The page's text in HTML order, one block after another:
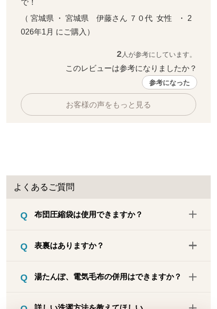
で！
（ 宮城県 ・ 宮城県　伊藤さん ７０代  女性   ・ 2
026年1月 にご購入）
2人が参考にしています。
このレビューは参考になりましたか？
参考になった
お客様の声をもっと見る
よくあるご質問
布団圧縮袋は使用できますか？
表裏はありますか？
ー）を肌側にしてご使用ください。
湯たんぽ、電気毛布の併用はできますか？